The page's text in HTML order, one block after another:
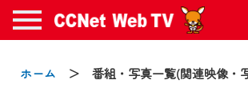
ホーム ＞ 番組・写真一覧(関連映像・
お知らせ